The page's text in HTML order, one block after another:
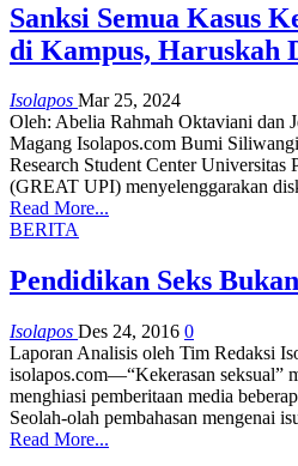
Sanksi Semua Kasus
di Kampus, Haruskah
Isolapos Mar 25, 2024
Oleh: Abelia Rahmah Oktaviani dan
Magang Isolapos.com Bumi
Research Student Center Universitas
(GREAT UPI) menyelenggarakan
Read More...
BERITA
Pendidikan Seks
Isolapos Des 24, 2016 0
Laporan Analisis oleh Tim Redaksi
isolapos.com—“Kekerasan seksual”
menghiasi pemberitaan media
Seolah-olah pembahasan mengenai
Read More...